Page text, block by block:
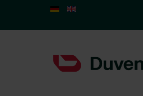
Sprache auswählen